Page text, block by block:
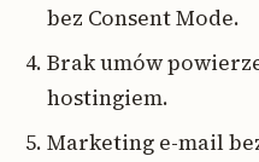
bez Consent Mode.
Brak umów
hostingiem.
Marketing e-mail